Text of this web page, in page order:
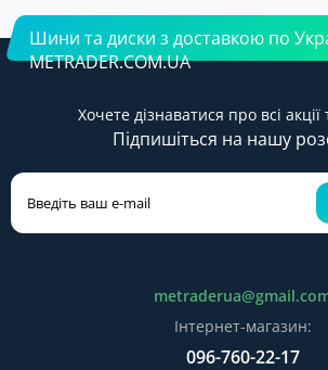
Шини та диски з доставкою по
METRADER.COM.UA
Хочете дізнаватися про всі
Підпишіться на нашу
Інтернет-магазин:
096-760-22-17